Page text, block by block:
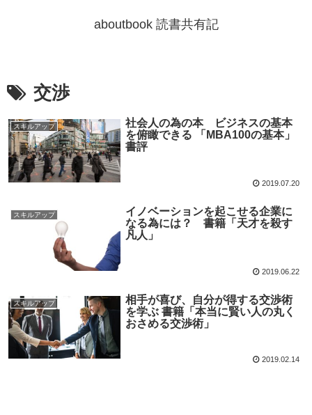
aboutbook 読書共有記
交渉
スキルアップ
社会人の為の本 ビジネスの基本
を俯瞰できる 「MBA100の基本」
書評
2019.07.20
スキルアップ
イノベーションを起こせる企業に
なる為には？ 書籍「天才を殺す
凡人」
2019.06.22
スキルアップ
相手が喜び、自分が得する交渉術
を学ぶ 書籍「本当に賢い人の丸く
おさめる交渉術」
2019.02.14